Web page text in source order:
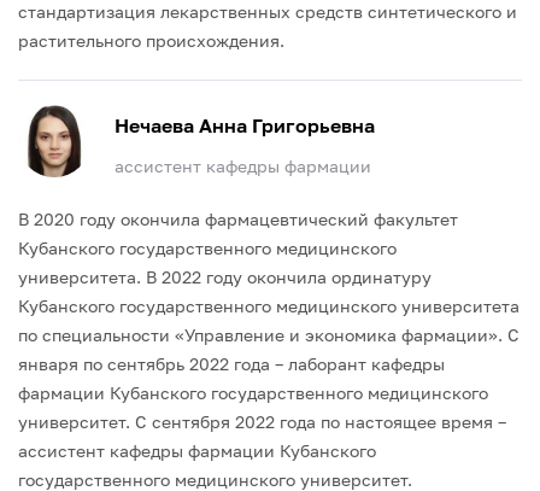
стандартизация лекарственных средств синтетического и
растительного происхождения.
Нечаева Анна Григорьевна
ассистент кафедры фармации
В 2020 году окончила фармацевтический факультет
Кубанского государственного медицинского
университета. В 2022 году окончила ординатуру
Кубанского государственного медицинского университета
по специальности «Управление и экономика фармации». С
января по сентябрь 2022 года – лаборант кафедры
фармации Кубанского государственного медицинского
университет. С сентября 2022 года по настоящее время –
ассистент кафедры фармации Кубанского
государственного медицинского университет.